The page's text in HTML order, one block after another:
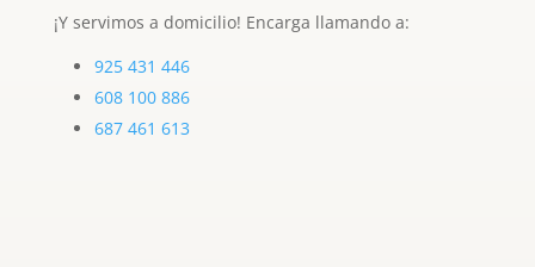
¡Y servimos a domicilio! Encarga llamando a:
925 431 446
608 100 886
687 461 613